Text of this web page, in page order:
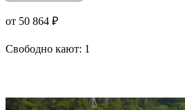
от 50 864 ₽
Свободно кают: 1